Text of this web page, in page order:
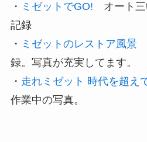
・ ミゼットでGO! オート三
記録
・ ミゼットのレストア風景
録。写真が充実してます。
・ 走れミゼット 時代を超え
作業中の写真。